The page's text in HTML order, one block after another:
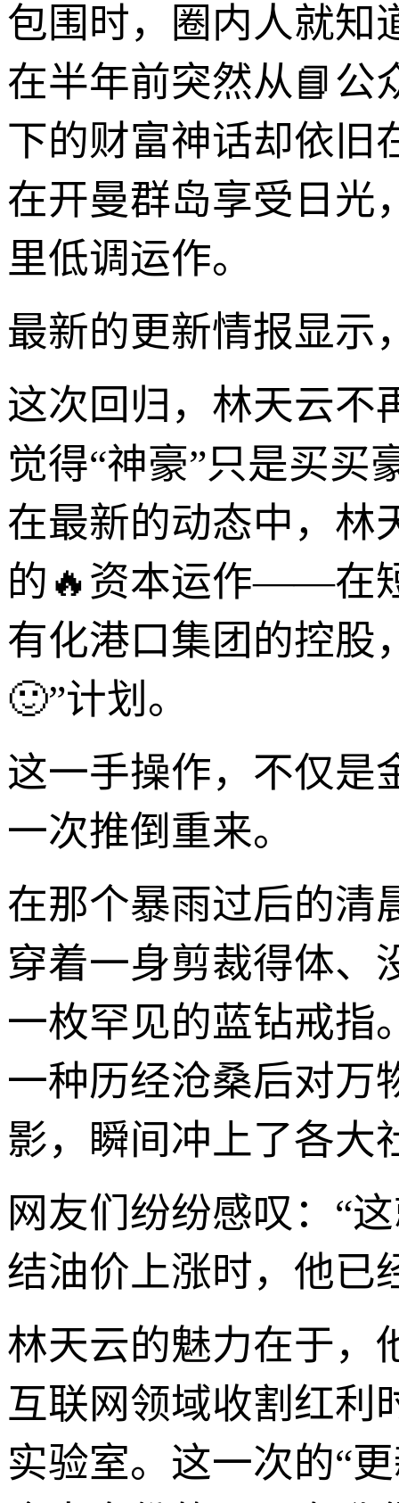
包围时，圈内人就知
在半年前突然从📘公
下的财富神话却依旧
在开曼群岛享受日光
里低调运作。
最新的更新情报显示
这次回归，林天云不
觉得“神豪”只是买买
在最新的动态中，林
的🔥资本运作——在
有化港口集团的控股
🙂”计划。
这一手操作，不仅是
一次推倒重来。
在那个暴雨过后的清
穿着一身剪裁得体、
一枚罕见的蓝钻戒指
一种历经沧桑后对万
影，瞬间冲上了各大
网友们纷纷感叹：“
结油价上涨时，他已
林天云的魅力在于，
互联网领域收割红利
实验室。这一次的“